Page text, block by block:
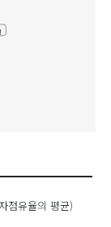
점유율의 평균)